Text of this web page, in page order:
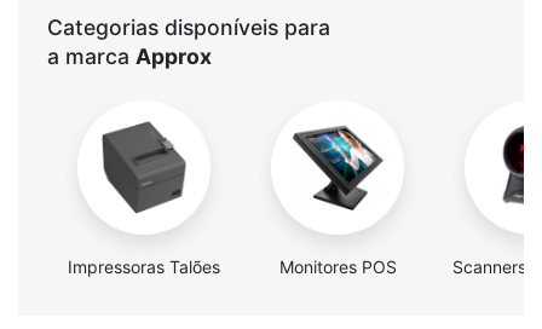
Categorias disponíveis para
a marca Approx
Impressoras Talões Monitores POS Scanners